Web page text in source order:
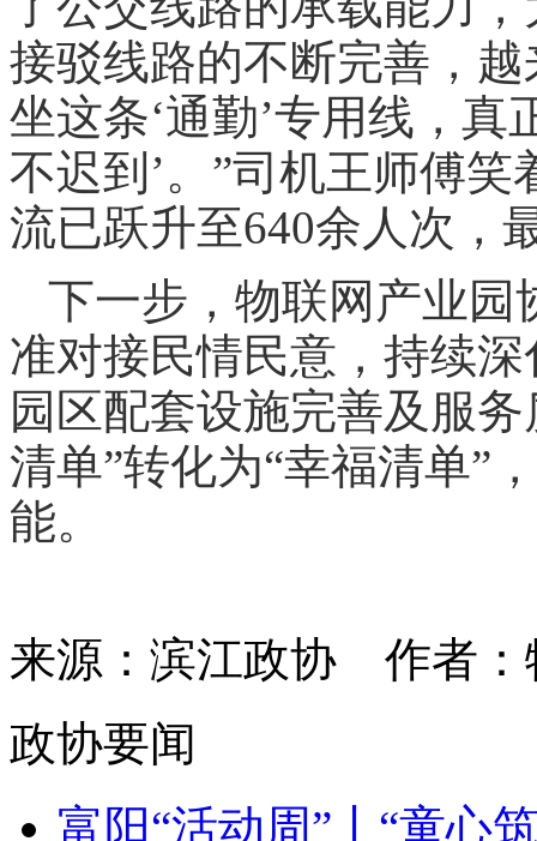
接驳线路的不断完善，
坐这条‘通勤’专用线，真
不迟到’。”司机王师傅
流已跃升至640余人次，
下一步，物联网产业园
准对接民情民意，持续
园区配套设施完善及服
清单”转化为“幸福清单”
能。
来源：滨江政协 作者
政协要闻
富阳“活动周”丨“童心